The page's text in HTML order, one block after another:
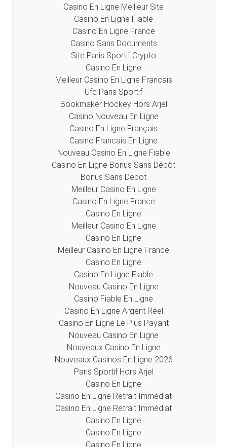
Casino En Ligne Meilleur Site
Casino En Ligne Fiable
Casino En Ligne France
Casino Sans Documents
Site Paris Sportif Crypto
Casino En Ligne
Meilleur Casino En Ligne Francais
Ufc Paris Sportif
Bookmaker Hockey Hors Arjel
Casino Nouveau En Ligne
Casino En Ligne Français
Casino Francais En Ligne
Nouveau Casino En Ligne Fiable
Casino En Ligne Bonus Sans Dépôt
Bonus Sans Depot
Meilleur Casino En Ligne
Casino En Ligne France
Casino En Ligne
Meilleur Casino En Ligne
Casino En Ligne
Meilleur Casino En Ligne France
Casino En Ligne
Casino En Ligne Fiable
Nouveau Casino En Ligne
Casino Fiable En Ligne
Casino En Ligne Argent Réel
Casino En Ligne Le Plus Payant
Nouveau Casino En Ligne
Nouveaux Casino En Ligne
Nouveaux Casinos En Ligne 2026
Paris Sportif Hors Arjel
Casino En Ligne
Casino En Ligne Retrait Immédiat
Casino En Ligne Retrait Immédiat
Casino En Ligne
Casino En Ligne
Casino En Ligne